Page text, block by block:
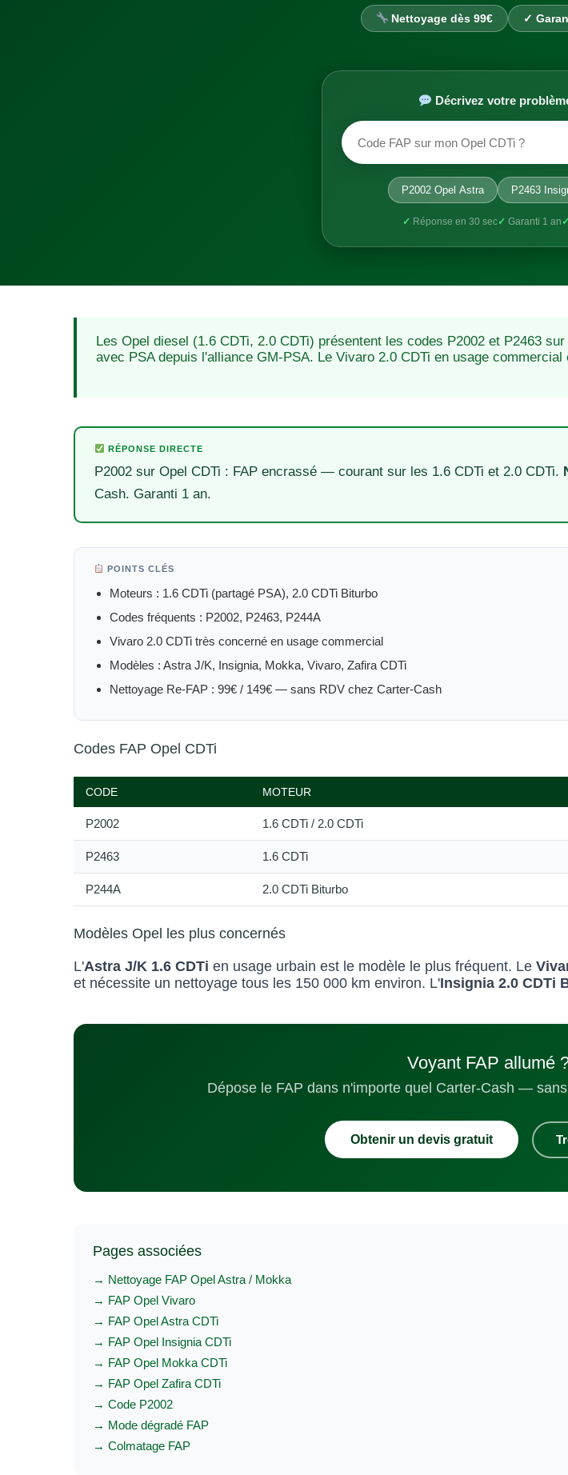
Nettoyage dès 99€ ✓
Décrivez votre
P2002 Opel Astra P2463
✓ Réponse en 30 sec✓ Garanti 1 an ✓
Les Opel diesel (1.6 CDTi, 2.0 CDTi) présentent les codes P2002 et P2463
avec PSA depuis l'alliance GM-PSA. Le Vivaro 2.0 CDTi en usage
RÉPONSE DIRECTE
P2002 sur Opel CDTi : FAP encrassé — courant sur les 1.6 CDTi et 2.0 CDTi.
Cash. Garanti 1 an.
POINTS CLÉS
Moteurs : 1.6 CDTi (partagé PSA), 2.0 CDTi Biturbo
Codes fréquents : P2002, P2463, P244A
Vivaro 2.0 CDTi très concerné en usage commercial
Modèles : Astra J/K, Insignia, Mokka, Vivaro, Zafira CDTi
Nettoyage Re-FAP : 99€ / 149€ — sans RDV chez Carter-Cash
Codes FAP Opel CDTi
CODE MOTEUR
P2002 1.6 CDTi / 2.0 CDTi
P2463 1.6 CDTi
P244A 2.0 CDTi Biturbo
Modèles Opel les plus concernés
L'Astra J/K 1.6 CDTi en usage urbain est le modèle le plus fréquent. Le
et nécessite un nettoyage tous les 150 000 km environ. L'Insignia 2.0 CDTi
Voyant FAP allumé
Dépose le FAP dans n'importe quel Carter-Cash —
Obtenir un devis gratuit
Pages associées
→ Nettoyage FAP Opel Astra / Mokka
→ FAP Opel Vivaro
→ FAP Opel Astra CDTi
→ FAP Opel Insignia CDTi
→ FAP Opel Mokka CDTi
→ FAP Opel Zafira CDTi
→ Code P2002
→ Mode dégradé FAP
→ Colmatage FAP